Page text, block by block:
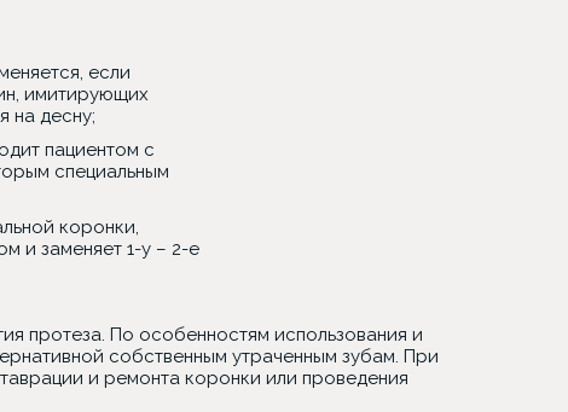
если
имитирующих
на десну;
пациентом с
специальным
коронки,
и заменяет 1-у – 2-е
протеза. По особенностям использования и
собственным утраченным зубам. При
и ремонта коронки или проведения